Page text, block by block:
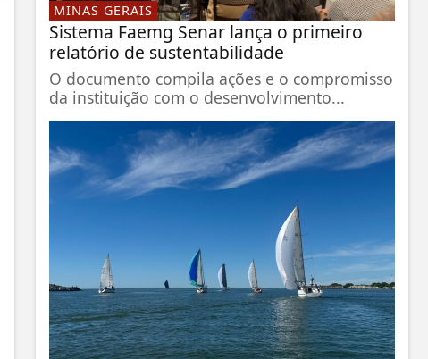
MINAS GERAIS
Sistema Faemg Senar lança o primeiro
relatório de sustentabilidade
O documento compila ações e o compromisso
da instituição com o desenvolvimento...